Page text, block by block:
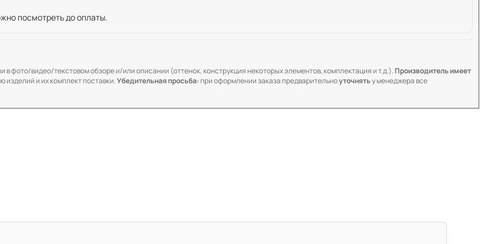
посмотреть до оплаты.
в фото/видео/текстовом обзоре и/или описании (оттенок, конструкция некоторых элементов, комплектация и т.д.). Производитель имеет
изделий и их комплект поставки.Убедительная просьба:при оформлении заказа предварительноуточнятьу менеджера все